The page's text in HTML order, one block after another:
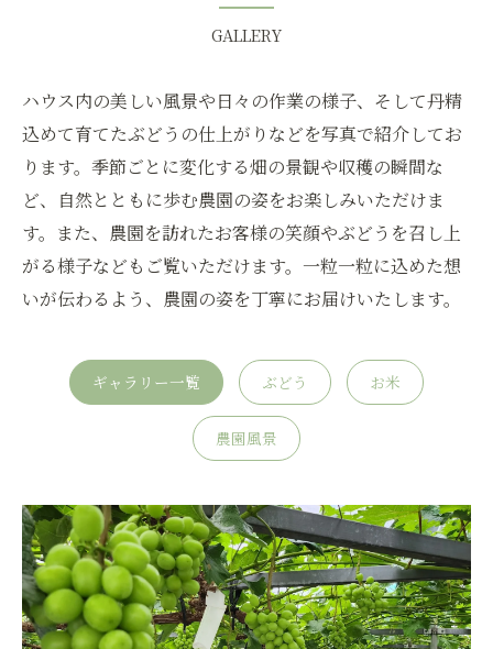
GALLERY
ハウス内の美しい風景や日々の作業の様子、そして丹精
込めて育てたぶどうの仕上がりなどを写真で紹介してお
ります。季節ごとに変化する畑の景観や収穫の瞬間な
ど、自然とともに歩む農園の姿をお楽しみいただけま
す。また、農園を訪れたお客様の笑顔やぶどうを召し上
がる様子などもご覧いただけます。一粒一粒に込めた想
いが伝わるよう、農園の姿を丁寧にお届けいたします。
ギャラリー一覧 ぶどう お米
農園風景